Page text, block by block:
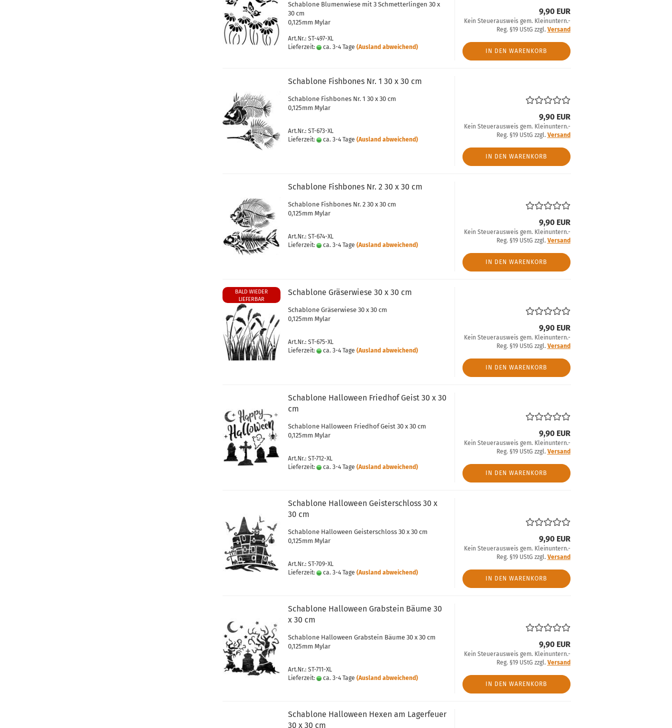
Schablone Blumenwiese mit 3 Schmetterlingen 30 x
30 cm
0,125mm Mylar
Art.Nr.: ST-497-XL
Lieferzeit:
ca. 3-4 Tage (Ausland abweichend)
9,90 EUR
Kein Steuerausweis gem. Kleinuntern.-
Reg. §19 UStG zzgl. Versand
IN DEN WARENKORB
Schablone Fishbones Nr. 1 30 x 30 cm
Schablone Fishbones Nr. 1 30 x 30 cm
0,125mm Mylar
Art.Nr.: ST-673-XL
Lieferzeit:
ca. 3-4 Tage (Ausland abweichend)
9,90 EUR
Kein Steuerausweis gem. Kleinuntern.-
Reg. §19 UStG zzgl. Versand
IN DEN WARENKORB
Schablone Fishbones Nr. 2 30 x 30 cm
Schablone Fishbones Nr. 2 30 x 30 cm
0,125mm Mylar
Art.Nr.: ST-674-XL
Lieferzeit:
ca. 3-4 Tage (Ausland abweichend)
9,90 EUR
Kein Steuerausweis gem. Kleinuntern.-
Reg. §19 UStG zzgl. Versand
IN DEN WARENKORB
BALD WIEDER
LIEFERBAR
Schablone Gräserwiese 30 x 30 cm
Schablone Gräserwiese 30 x 30 cm
0,125mm Mylar
Art.Nr.: ST-675-XL
Lieferzeit:
ca. 3-4 Tage (Ausland abweichend)
9,90 EUR
Kein Steuerausweis gem. Kleinuntern.-
Reg. §19 UStG zzgl. Versand
IN DEN WARENKORB
Schablone Halloween Friedhof Geist 30 x 30
cm
Schablone Halloween Friedhof Geist 30 x 30 cm
0,125mm Mylar
Art.Nr.: ST-712-XL
Lieferzeit:
ca. 3-4 Tage (Ausland abweichend)
9,90 EUR
Kein Steuerausweis gem. Kleinuntern.-
Reg. §19 UStG zzgl. Versand
IN DEN WARENKORB
Schablone Halloween Geisterschloss 30 x
30 cm
Schablone Halloween Geisterschloss 30 x 30 cm
0,125mm Mylar
Art.Nr.: ST-709-XL
Lieferzeit:
ca. 3-4 Tage (Ausland abweichend)
9,90 EUR
Kein Steuerausweis gem. Kleinuntern.-
Reg. §19 UStG zzgl. Versand
IN DEN WARENKORB
Schablone Halloween Grabstein Bäume 30
x 30 cm
Schablone Halloween Grabstein Bäume 30 x 30 cm
0,125mm Mylar
Art.Nr.: ST-711-XL
Lieferzeit:
ca. 3-4 Tage (Ausland abweichend)
9,90 EUR
Kein Steuerausweis gem. Kleinuntern.-
Reg. §19 UStG zzgl. Versand
IN DEN WARENKORB
Schablone Halloween Hexen am Lagerfeuer
30 x 30 cm